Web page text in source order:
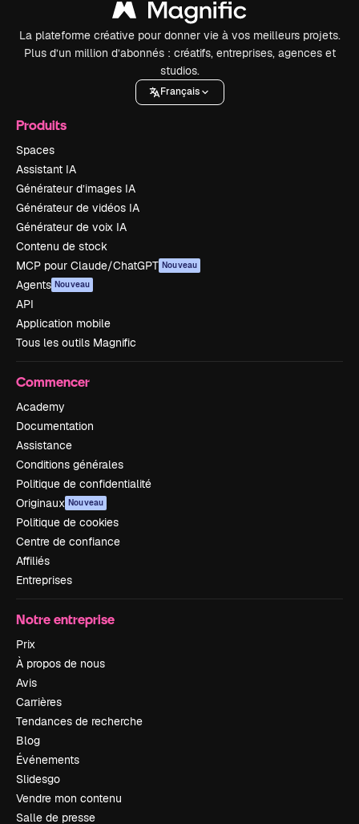
La plateforme créative pour donner vie à vos meilleurs projets.
Plus d’un million d’abonnés : créatifs, entreprises, agences et
studios.
Français
Produits
Spaces
Assistant IA
Générateur d’images IA
Générateur de vidéos IA
Générateur de voix IA
Contenu de stock
MCP pour Claude/ChatGPT Nouveau
Agents Nouveau
API
Application mobile
Tous les outils Magnific
Commencer
Academy
Documentation
Assistance
Conditions générales
Politique de confidentialité
Originaux Nouveau
Politique de cookies
Centre de confiance
Affiliés
Entreprises
Notre entreprise
Prix
À propos de nous
Avis
Carrières
Tendances de recherche
Blog
Événements
Slidesgo
Vendre mon contenu
Salle de presse